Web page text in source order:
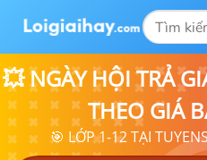
💥 NGÀY HỘI TRẢ
THEO GIÁ
🎯 LỚP 1-12 TẠI